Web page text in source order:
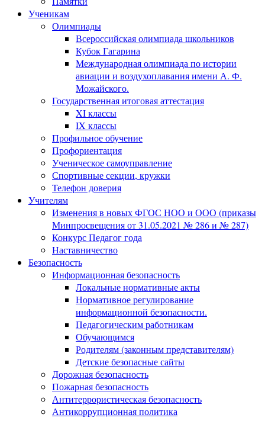
Ученикам
Олимпиады
Всероссийская олимпиада школьников
Кубок Гагарина
Международная олимпиада по истории
авиации и воздухоплавания имени А. Ф.
Можайского.
Государственная итоговая аттестация
XI классы
IX классы
Профильное обучение
Профориентация
Ученическое самоуправление
Спортивные секции, кружки
Телефон доверия
Учителям
Изменения в новых ФГОС НОО и ООО (приказы
Минпросвещения от 31.05.2021 № 286 и № 287)
Конкурс Педагог года
Наставничество
Безопасность
Информационная безопасность
Локальные нормативные акты
Нормативное регулирование
информационной безопасности.
Педагогическим работникам
Обучающимся
Родителям (законным представителям)
Детские безопасные сайты
Дорожная безопасность
Пожарная безопасность
Антитеррористическая безопасность
Антикоррупционная политика